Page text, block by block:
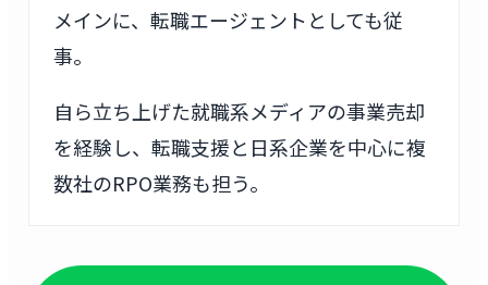
メインに、転職エージェントとしても従
事。
自ら立ち上げた就職系メディアの事業売却
を経験し、転職支援と日系企業を中心に複
数社のRPO業務も担う。